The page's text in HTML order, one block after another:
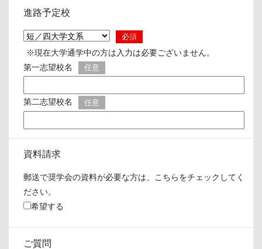
進路予定校
必須
※現在大学通学中の方は入力は必要ございません。
第一志望校名
任意
第二志望校名 任意
資料請求
郵送で奨学会の資料が必要な方は、こちらをチェックしてく
ださい。
希望する
ご質問